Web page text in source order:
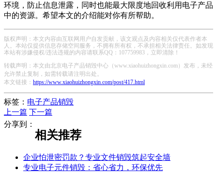
环境，防止信息泄露，同时也能最大限度地回收利用电子产品
中的资源。希望本文的介绍能对你有所帮助。
版权声明：本文内容由互联网用户自发贡献，该文观点及内容相关仅代表作者本
人。本站仅提供信息存储空间服务，不拥有所有权，不承担相关法律责任。如发现
本站有涉嫌侵权/违法违规的内容请联系QQ：107759983，立即清除！
转载声明：本文由北京电子产品销毁中心（www.xiaohuizhongxin.com）发布，未经
允许禁止复制，如需转载请注明出处。
本文链接： https://www.xiaohuizhongxin.com/post/417.html
标签： 电子产品销毁
上一篇
下一篇
分享到：
相关推荐
企业怕泄密罚款？专业文件销毁筑起安全墙
专业电子元件销毁：省心省力，环保优先